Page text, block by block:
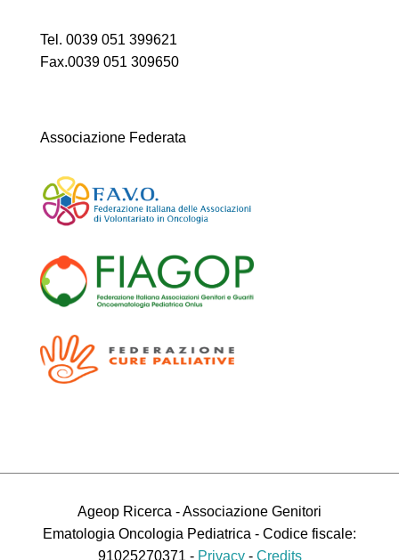
Tel. 0039 051 399621
Fax.0039 051 309650
Associazione Federata
Ageop Ricerca - Associazione Genitori
Ematologia Oncologia Pediatrica - Codice fiscale:
91025270371 - Privacy- Credits